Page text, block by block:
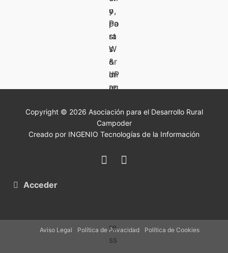
Copyright © 2026 Asociación para el Desarrollo Rural
Campoder
Creado por INGENIO Tecnologías de la Información
Acceder
Aviso Legal Política de Privacidad Política de Cookies